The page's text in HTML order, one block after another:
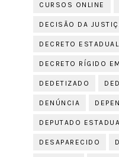
CURSOS ONLINE
DECISÃO DA
DECRETO
DECRETO RÍGIDO
DEDETIZADO
DENÚNCIA
DEPUTADO
DESAPARECIDO